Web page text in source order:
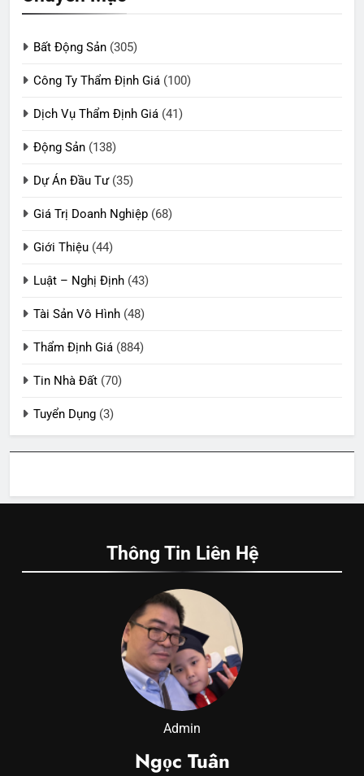
Bất Động Sản (305)
Công Ty Thẩm Định Giá (100)
Dịch Vụ Thẩm Định Giá (41)
Động Sản (138)
Dự Án Đầu Tư(35)
Giá Trị Doanh Nghiệp (68)
Giới Thiệu (44)
Luật – Nghị Định (43)
Tài Sản Vô Hình (48)
Thẩm Định Giá (884)
Tin Nhà Đất (70)
Tuyển Dụng (3)
Thông Tin Liên Hệ
Admin
Ngọc Tuân